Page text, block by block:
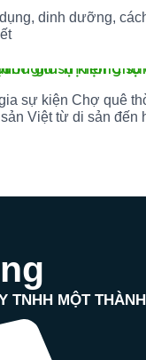
dinh dưỡng,
sự kiện Chợ quê
Việt từ di sản đến
TNHH MỘT